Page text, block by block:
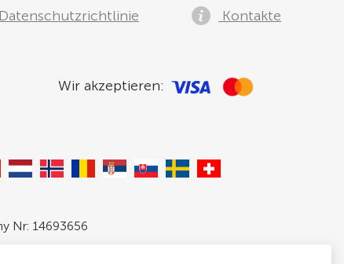
Datenschutzrichtlinie Kontakte
Wir akzeptieren:
Nr: 14693656